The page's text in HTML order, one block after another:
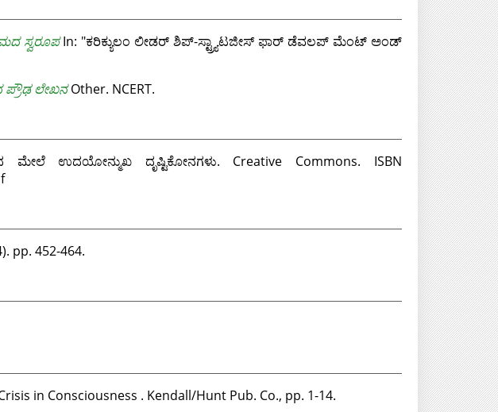
ಸ್ವರೂಪIn: "ಕರಿಕ್ಯುಲಂ ಲೀಡರ್ ಶಿಪ್-ಸ್ಟ್ರ್ಯಾಟಜೀಸ್ ಫಾರ್ ಡೆವಲಪ್ ಮೆಂಟ್ ಅಂಡ್
ಪ್ರೌಢ ಲೇಖನOther. NCERT.
ಉದಯೋನ್ಮುಖ ದೃಷ್ಟಿಕೋನಗಳು. Creative Commons. ISBN
pp. 452-464.
in Consciousness . Kendall/Hunt Pub. Co., pp. 1-14.